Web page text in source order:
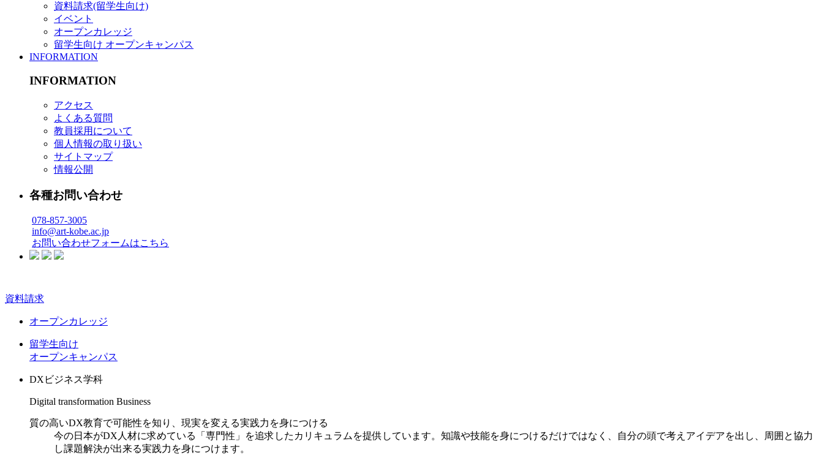
資料請求(留学生向け)
イベント
オープンカレッジ
留学生向け オープンキャンパス
INFORMATION
INFORMATION
アクセス
よくある質問
教員採用について
個人情報の取り扱い
サイトマップ
情報公開
各種お問い合わせ
078-857-3005
info@art-kobe.ac.jp
お問い合わせフォームはこちら
資料請求
オープンカレッジ
留学生向け
オープンキャンパス
DXビジネス学科
Digital transformation Business
質の高いDX教育で可能性を知り、現実を変える実践力を身につける
今の日本がDX人材に求めている「専門性」を追求したカリキュラムを提供しています。知識や技能を身につけるだけではなく、自分の頭で考えアイデアを出し、周囲と協力
し課題解決が出来る実践力を身につけます。